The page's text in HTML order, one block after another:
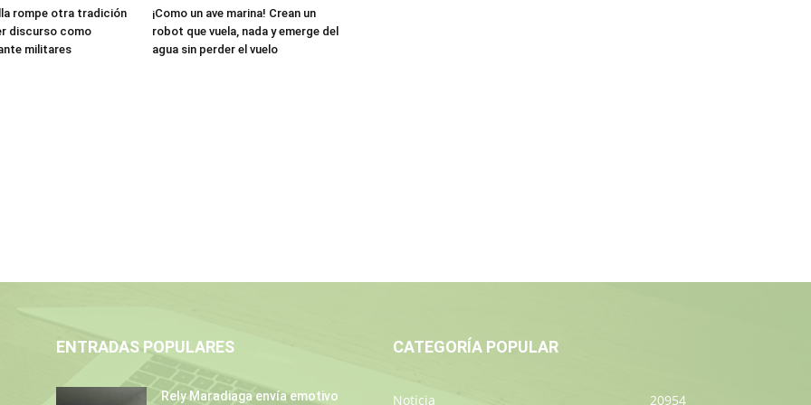
rompe otra tradición
discurso como
militares
¡Como un ave marina! Crean un
robot que vuela, nada y emerge del
agua sin perder el vuelo
ENTRADAS POPULARES
Rely Maradiaga envía emotivo
CATEGORÍA POPULAR
Noticia 20954